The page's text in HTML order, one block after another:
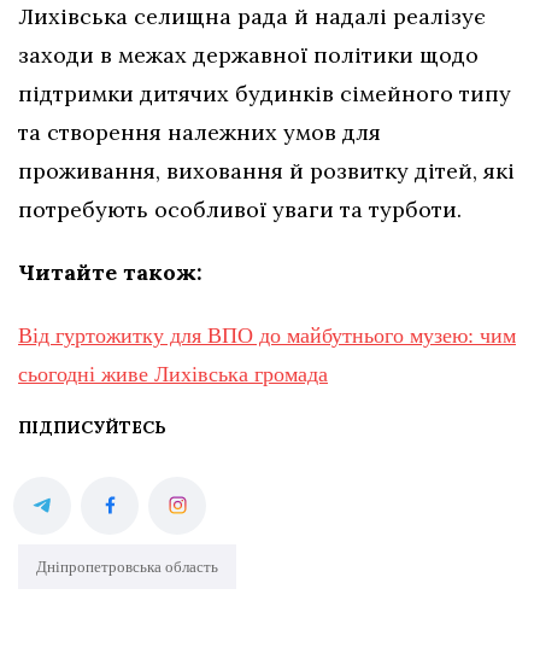
Лихівська селищна рада й надалі реалізує
заходи в межах державної політики щодо
підтримки дитячих будинків сімейного типу
та створення належних умов для
проживання, виховання й розвитку дітей, які
потребують особливої уваги та турботи.
Читайте також:
Від гуртожитку для ВПО до майбутнього музею: чим
сьогодні живе Лихівська громада
ПІДПИСУЙТЕСЬ
Дніпропетровська область